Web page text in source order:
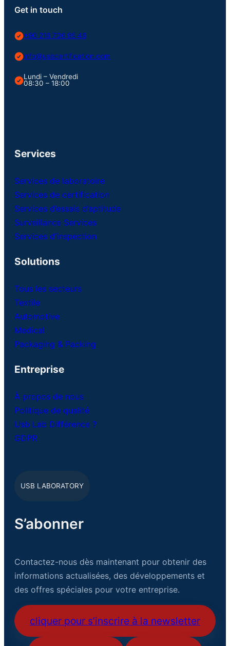
Get in touch
+90 216 706 95 46
info@usbcertification.com
Lundi – Vendredi
08:30 – 18:00
Services
Services de laboratoire
Services de certification
Services d’essais d’aptitude
Surveillance Services
Services d’inspection
Solutions
Tous les secteurs
Textile
Automotive
Medical
Packaging & Packing
Entreprise
À propos de nous
Politique de qualité
Usb Lab Différence ?
GDPR
USB LABORATORY
S’abonner
Contactez-nous dès maintenant pour obtenir des
informations actualisées, des développements et
des offres spéciales pour votre entreprise.
cliquer pour s’inscrire à la newsletter